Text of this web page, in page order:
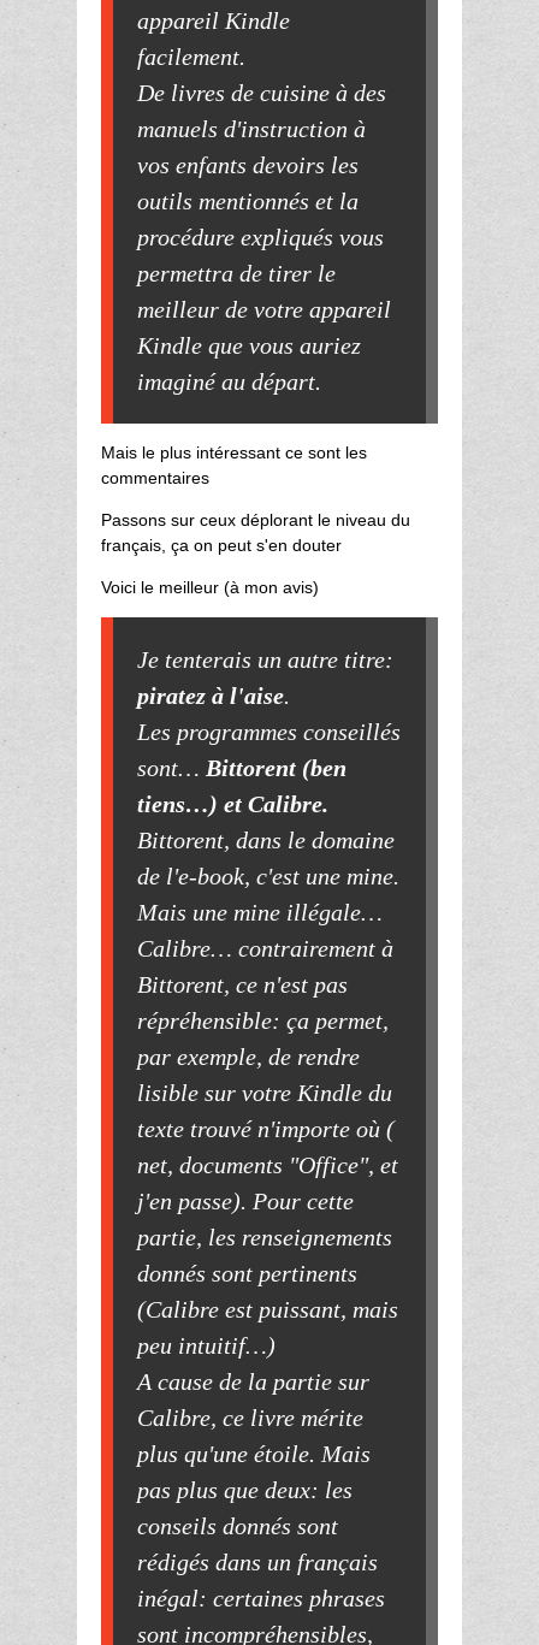
appareil Kindle
facilement.
De livres de cuisine à des
manuels d'instruction à
vos enfants devoirs les
outils mentionnés et la
procédure expliqués vous
permettra de tirer le
meilleur de votre appareil
Kindle que vous auriez
imaginé au départ.
Mais le plus intéressant ce sont les
commentaires
Passons sur ceux déplorant le niveau du
français, ça on peut s'en douter
Voici le meilleur (à mon avis)
Je tenterais un autre titre:
piratez à l'aise.
Les programmes conseillés
sont… Bittorent (ben
tiens…) et Calibre.
Bittorent, dans le domaine
de l'e-book, c'est une mine.
Mais une mine illégale…
Calibre… contrairement à
Bittorent, ce n'est pas
répréhensible: ça permet,
par exemple, de rendre
lisible sur votre Kindle du
texte trouvé n'importe où (
net, documents "Office", et
j'en passe). Pour cette
partie, les renseignements
donnés sont pertinents
(Calibre est puissant, mais
peu intuitif…)
A cause de la partie sur
Calibre, ce livre mérite
plus qu'une étoile. Mais
pas plus que deux: les
conseils donnés sont
rédigés dans un français
inégal: certaines phrases
sont incompréhensibles,